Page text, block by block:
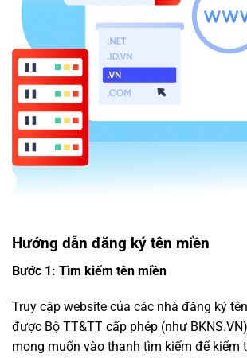
Hướng dẫn đăng ký tên miền
Bước 1: Tìm kiếm tên miền
Truy cập website của các nhà đăng ký
được Bộ TT&TT cấp phép (như
mong muốn vào thanh tìm kiếm để kiểm